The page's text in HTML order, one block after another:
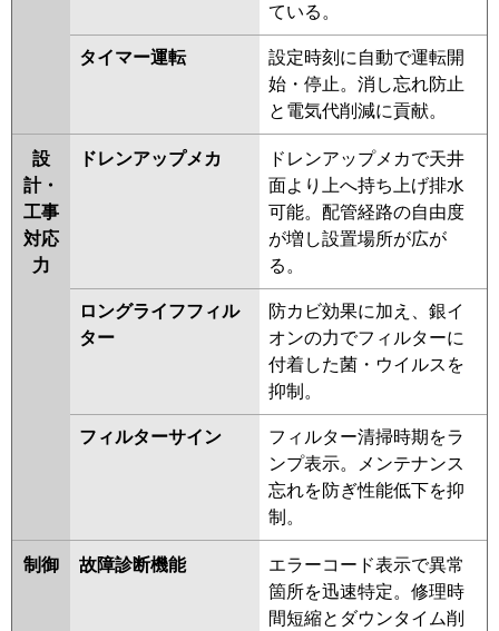
ている。
タイマー運転
設定時刻に自動で運転開
始・停止。消し忘れ防止
と電気代削減に貢献。
設
計・
工事
対応
力
ドレンアップメカ
ドレンアップメカで天井
面より上へ持ち上げ排水
可能。配管経路の自由度
が増し設置場所が広が
る。
ロングライフフィル
ター
防カビ効果に加え、銀イ
オンの力でフィルターに
付着した菌・ウイルスを
抑制。
フィルターサイン
フィルター清掃時期をラ
ンプ表示。メンテナンス
忘れを防ぎ性能低下を抑
制。
制御 故障診断機能
エラーコード表示で異常
箇所を迅速特定。修理時
間短縮とダウンタイム削